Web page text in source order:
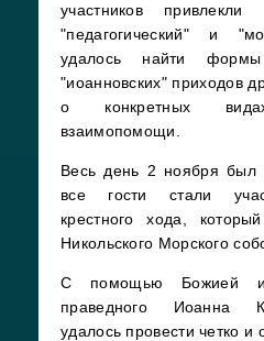
участников
"педагогический" и
удалось найти
"иоанновских" приходов
о конкретных
взаимопомощи.
Весь день 2 ноября был
все гости стали
крестного хода,
Никольского Морского
С помощью Божией и
праведного Иоанна
удалось провести четко и